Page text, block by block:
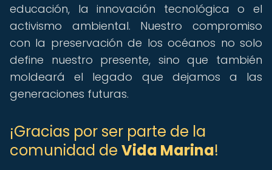
educación, la innovación tecnológica o el
activismo ambiental. Nuestro compromiso
con la preservación de los océanos no solo
define nuestro presente, sino que también
moldeará el legado que dejamos a las
generaciones futuras.
¡Gracias por ser parte de la
comunidad de Vida Marina!